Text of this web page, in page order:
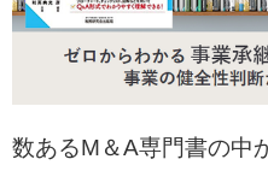
数あるM＆A専門書の中